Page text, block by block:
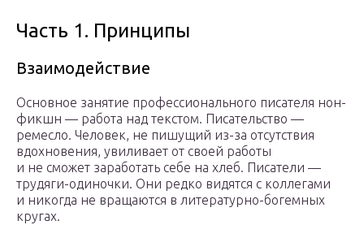
Часть 1. Принципы
Взаимодействие
Основное занятие профессио­нального писателя нон-
фикшн — работа над текстом. Писательство —
ремесло. Человек, не пишущий из-за отсутствия
вдохновения, увиливает от своей работы
и не сможет заработать себе на хлеб. Писатели —
трудяги-одиночки. Они редко видятся с коллегами
и никогда не вращаются в литературно-богемных
кругах.